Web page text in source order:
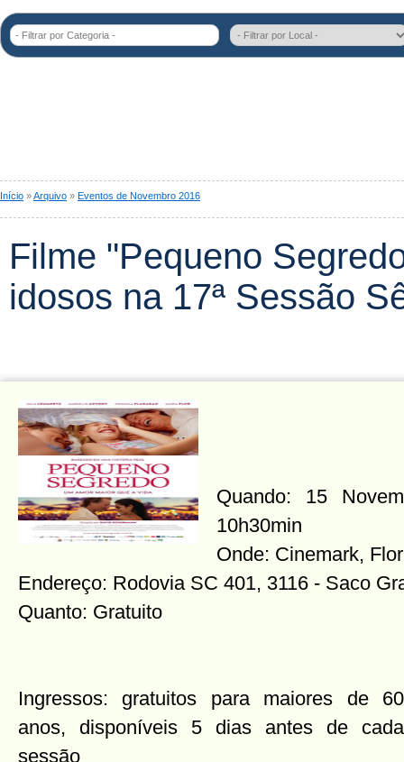
- Filtrar por Categoria -
Início »Arquivo » Eventos de Novembro 2016
Filme "Pequeno
idosos na 17ª Sessão
Quando: 15
10h30min
Onde: Cinemark,
Endereço: Rodovia SC 401, 3116 - Saco
Quanto: Gratuito
Ingressos: gratuitos para maiores de 60
anos, disponíveis 5 dias antes de cada
sessão